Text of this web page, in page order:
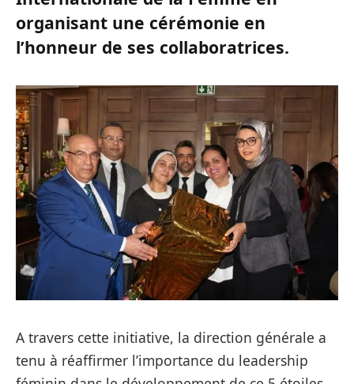
organisant une cérémonie en
l’honneur de ses collaboratrices.
A travers cette initiative, la direction générale a
tenu à réaffirmer l’importance du leadership